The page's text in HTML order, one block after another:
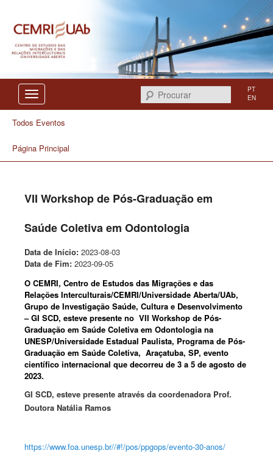
CEMRI
Procurar
PT
EN
Todos Eventos
Página Principal
VII Workshop de Pós-Graduação em
Saúde Coletiva em Odontologia
Data de Início:2023-08-03
Data de Fim:2023-09-05
O CEMRI, Centro de Estudos das Migrações e das
Relações Interculturais/CEMRI/Universidade Aberta/UAb,
Grupo de Investigação Saúde, Cultura e Desenvolvimento
– GI SCD, esteve presente no VII Workshop de Pós-
Graduação em Saúde Coletiva em Odontologia na
UNESP/Universidade Estadual Paulista, Programa de Pós-
Graduação em Saúde Coletiva, Araçatuba, SP, evento
científico internacional que decorreu de 3 a 5 de agosto de
2023.
GI SCD, esteve presente através da coordenadora Prof.
Doutora Natália Ramos
https://www.foa.unesp.br//#!/pos/ppgops/evento-30-anos/